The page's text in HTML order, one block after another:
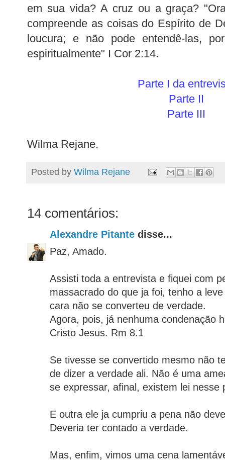
em sua vida? A cruz ou a graça?
compreende as coisas do Espírito de
loucura; e não pode entendê-las,
espiritualmente" I Cor 2:14.
Parte I da
Parte II
Parte III
Wilma Rejane.
Posted by Wilma Rejane
14 comentários:
Alexandre Pitante disse...
Paz, Amado.
Assisti toda a entrevista e fiquei com
massacrado do que ja foi, tenho a
cara não se converteu de verdade.
Agora, pois, já nenhuma condenação
Cristo Jesus. Rm 8.1
Se tivesse se convertido mesmo não
de dizer a verdade ali. Não é uma
se expressar, afinal, existem lei nesse
E outra ele ja cumpriu a pena não
Deveria ter contado a verdade.
Mas, enfim, vimos uma cena